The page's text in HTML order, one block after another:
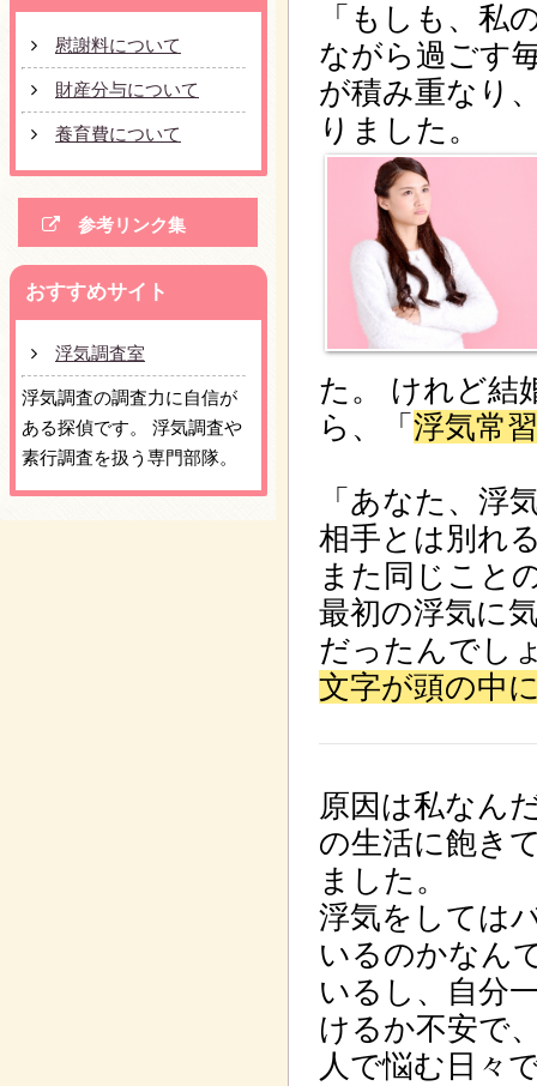
「もしも、私
ながら過ごす
が積み重なり
りました。
た。 けれど結
ら、「 浮気常
「あなた、浮
相手とは別れ
また同じこと
最初の浮気に
だったんでし
文字が頭の中
原因は私なん
の生活に飽き
ました。
浮気をしては
いるのかなん
いるし、自分
けるか不安で
人で悩む日々
慰謝料について
財産分与について
養育費について
参考リンク集
おすすめサイト
浮気調査室
浮気調査の調査力に自信が
ある探偵です。 浮気調査や
素行調査を扱う専門部隊。